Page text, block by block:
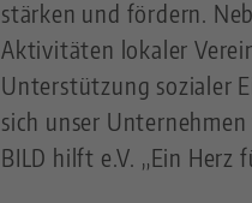
stärken und fördern.
Aktivitäten lokaler
Unterstützung sozialer
sich unser
BILD hilft e.V. „Ein Herz